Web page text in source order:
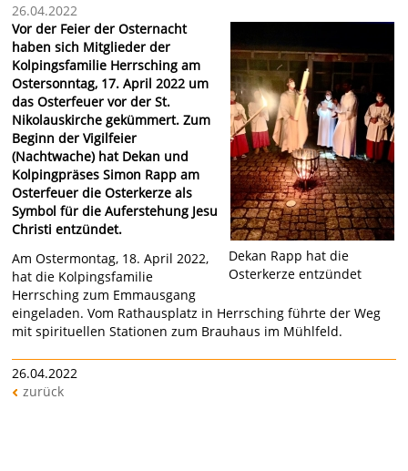
26.04.2022
Dekan Rapp hat die
Osterkerze entzündet
Vor der Feier der Osternacht
haben sich Mitglieder der
Kolpingsfamilie Herrsching am
Ostersonntag, 17. April 2022 um
das Osterfeuer vor der St.
Nikolauskirche gekümmert. Zum
Beginn der Vigilfeier
(Nachtwache) hat Dekan und
Kolpingpräses Simon Rapp am
Osterfeuer die Osterkerze als
Symbol für die Auferstehung Jesu
Christi entzündet.
Am Ostermontag, 18. April 2022,
hat die Kolpingsfamilie
Herrsching zum Emmausgang
eingeladen. Vom Rathausplatz in Herrsching führte der Weg
mit spirituellen Stationen zum Brauhaus im Mühlfeld.
26.04.2022
zurück